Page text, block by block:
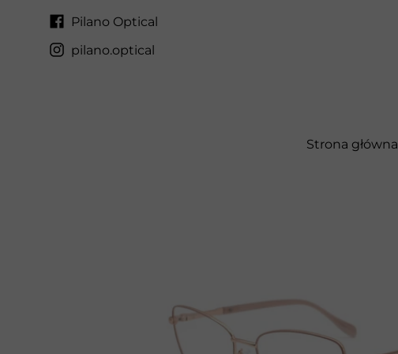
pilano.optical
Pilano Optical
Strona główna